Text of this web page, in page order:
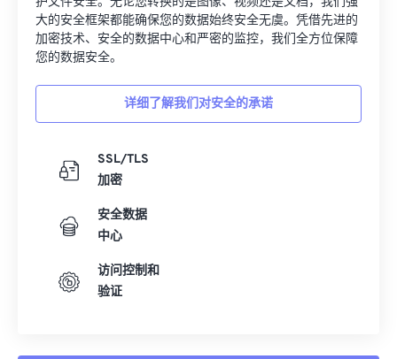
大的安全框架都能确保您的数据始终安全无虞。凭借先进的
加密技术、安全的数据中心和严密的监控，我们全方位保障
您的数据安全。
详细了解我们对安全的承诺
SSL/TLS
加密
安全数据
中心
访问控制和
验证